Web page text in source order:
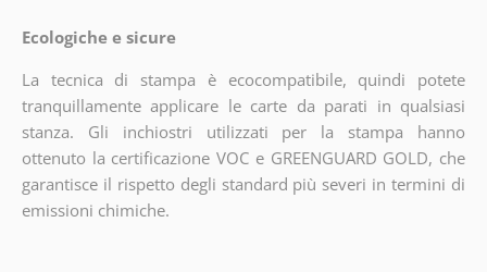
Ecologiche e sicure
La tecnica di stampa è ecocompatibile, quindi potete
tranquillamente applicare le carte da parati in qualsiasi
stanza. Gli inchiostri utilizzati per la stampa hanno
ottenuto la certificazione VOC e GREENGUARD GOLD, che
garantisce il rispetto degli standard più severi in termini di
emissioni chimiche.